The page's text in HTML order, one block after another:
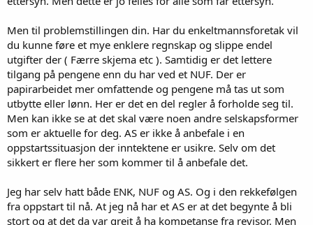
Men til problemstillingen din. Har du enkeltmannsforetak vil
du kunne føre et mye enklere regnskap og slippe endel
utgifter der ( Færre skjema etc ). Samtidig er det lettere
tilgang på pengene enn du har ved et NUF. Der er
papirarbeidet mer omfattende og pengene må tas ut som
utbytte eller lønn. Her er det en del regler å forholde seg til.
Men kan ikke se at det skal være noen andre selskapsformer
som er aktuelle for deg. AS er ikke å anbefale i en
oppstartssituasjon der inntektene er usikre. Selv om det
sikkert er flere her som kommer til å anbefale det.
Jeg har selv hatt både ENK, NUF og AS. Og i den rekkefølgen
fra oppstart til nå. At jeg nå har et AS er at det begynte å bli
stort og at det da var greit å ha kompetanse fra revisor. Men